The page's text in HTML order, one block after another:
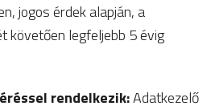
jogos érdek alapján, a
követően legfeljebb 5 évig
rendelkezik:Adatkezelő